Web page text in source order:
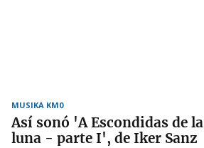
MUSIKA KM0
Así sonó 'A Escondidas de la
luna - parte I', de Iker Sanz